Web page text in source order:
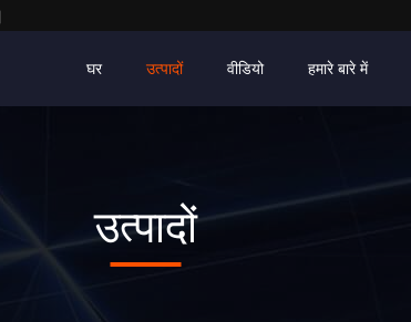
घर उत्पादों वीडियो हमारे बारे में
उत्पादों